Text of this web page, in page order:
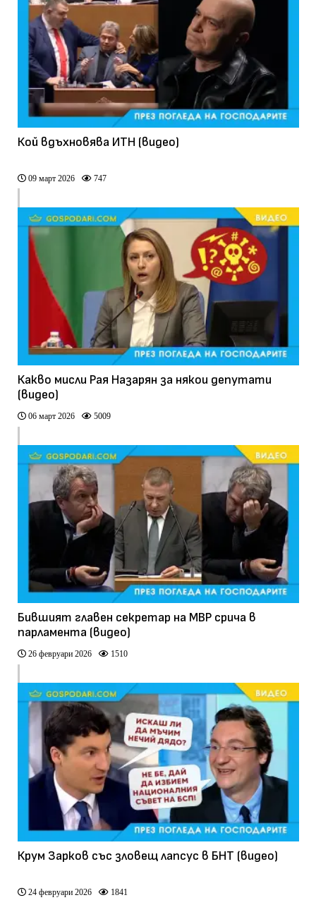
Кой вдъхновява ИТН (видео)
09 март 2026 747
Какво мисли Рая Назарян за някои депутати
(видео)
06 март 2026 5009
Бившият главен секретар на МВР срича в
парламента (видео)
26 февруари 2026 1510
Крум Зарков със зловещ лапсус в БНТ (видео)
24 февруари 2026 1841